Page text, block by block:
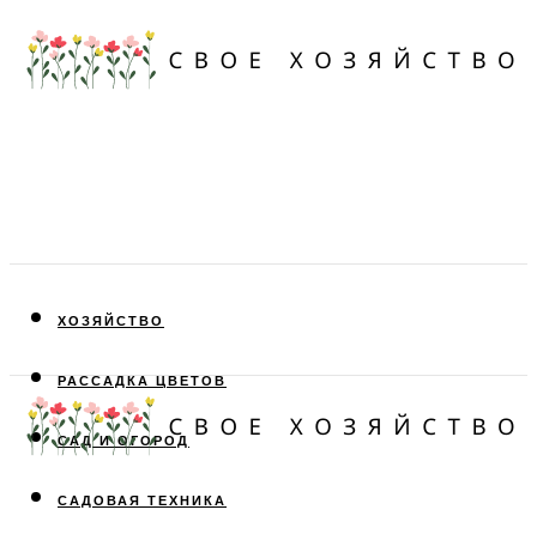
ХОЗЯЙСТВО
РАССАДКА ЦВЕТОВ
САД И ОГОРОД
САДОВАЯ ТЕХНИКА